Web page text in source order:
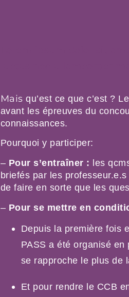
Mais qu’est ce que c’est ?
avant les épreuves du
connaissances.
Pourquoi y participer:
– Pour s’entraîner : les
briefés par les
de faire en sorte que les
– Pour se mettre en
Depuis la première fois
PASS a été organisé en
se rapproche le plus de
Et pour rendre le CCB